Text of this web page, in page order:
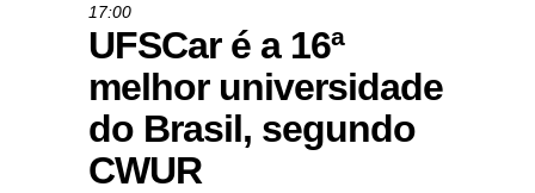
17:00
UFSCar é a 16ª
melhor universidade
do Brasil, segundo
CWUR